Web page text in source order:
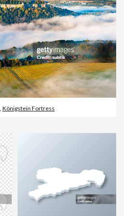
Königstein Fortress